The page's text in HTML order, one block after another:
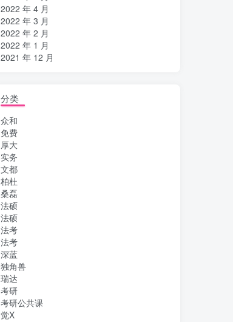
2022 年 4 月
2022 年 3 月
2022 年 2 月
2022 年 1 月
2021 年 12 月
分类
众和
免费
厚大
实务
文都
柏杜
桑磊
法硕
法硕
法考
法考
深蓝
独角兽
瑞达
考研
考研公共课
觉X